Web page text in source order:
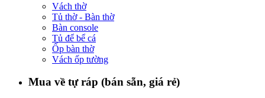
Vách thờ
Tủ thờ - Bàn thờ
Bàn console
Tủ để bể cá
Ốp bàn thờ
Vách ốp tường
Mua về tự ráp (bán sẵn, giá rẻ)